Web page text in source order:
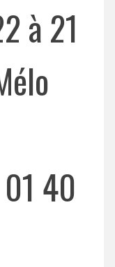
à 21
40